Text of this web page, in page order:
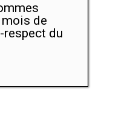
de
respect du